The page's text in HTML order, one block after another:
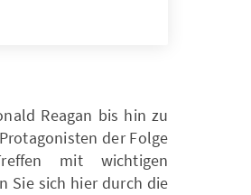
Reagan bis hin zu
der Folge
mit wichtigen
Sie sich hier durch die